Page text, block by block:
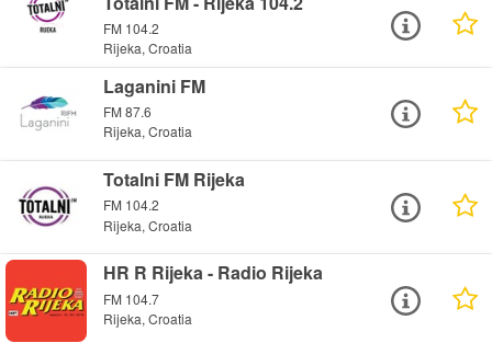
FM 104.2
Rijeka, Croatia
Laganini FM
FM 87.6
Rijeka, Croatia
Totalni FM Rijeka
FM 104.2
Rijeka, Croatia
HR R Rijeka - Radio Rijeka
FM 104.7
Rijeka, Croatia